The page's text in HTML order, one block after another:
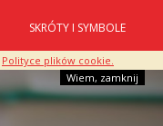
Polityce plików cookie.
Wiem, zamknij
SKRÓTY I SYMBOLE